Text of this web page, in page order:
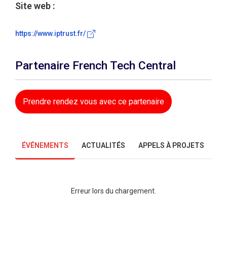
Site web :
https://www.iptrust.fr/
Partenaire French Tech Central
Prendre rendez vous avec ce partenaire
ÉVÉNEMENTS ACTUALITÉS APPELS À PROJETS
Erreur lors du chargement.